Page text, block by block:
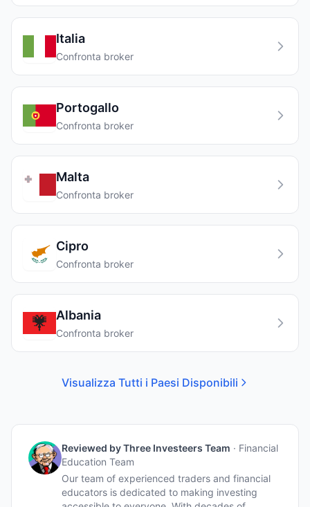
Italia
Confronta broker
Portogallo
Confronta broker
Malta
Confronta broker
Cipro
Confronta broker
Albania
Confronta broker
Visualizza Tutti i Paesi Disponibili
Reviewed byThree Investeers Team · Financial
Education Team
Our team of experienced traders and financial
educators is dedicated to making investing